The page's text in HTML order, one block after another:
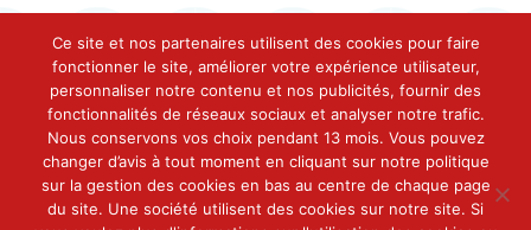
Ce site et nos partenaires utilisent des cookies pour faire
fonctionner le site, améliorer votre expérience utilisateur,
personnaliser notre contenu et nos publicités, fournir des
fonctionnalités de réseaux sociaux et analyser notre trafic.
Nous conservons vos choix pendant 13 mois. Vous pouvez
changer d’avis à tout moment en cliquant sur notre politique
sur la gestion des cookies en bas au centre de chaque page
du site. Une société utilisent des cookies sur notre site. Si
Contact
Conserveries Des Cinq Océans
Immeuble The Curve
48-50 Avenue du Général De Gaulle
92800 Puteaux